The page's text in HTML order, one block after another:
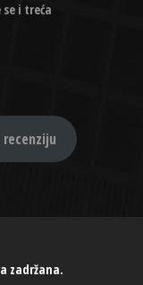
i treća
zadržana.